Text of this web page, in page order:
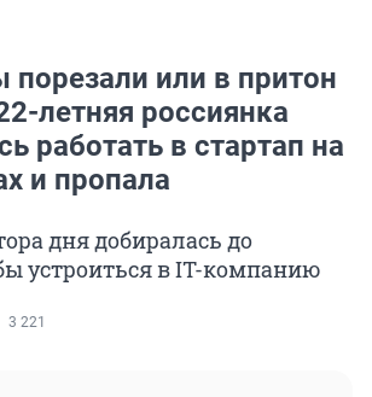
порезали или в притон
летняя россиянка
работать в стартап на
и пропала
дня добиралась до
устроиться в IT-компанию
3 221